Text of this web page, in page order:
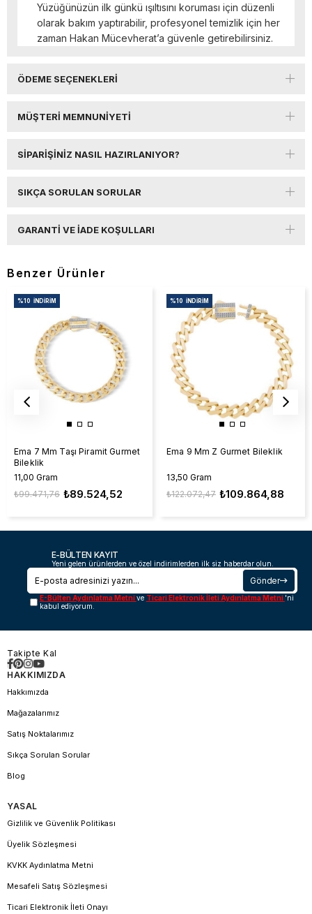
Yüzüğünüzün ilk günkü ışıltısını koruması için düzenli
olarak bakım yaptırabilir, profesyonel temizlik için her
zaman Hakan Mücevherat’a güvenle getirebilirsiniz.
ÖDEME SEÇENEKLERI
MÜŞTERI MEMNUNIYETI
SIPARIŞINIZ NASIL HAZIRLANIYOR?
SIKÇA SORULAN SORULAR
GARANTI VE İADE KOŞULLARI
Benzer Ürünler
Ema 7 Mm Taşı Piramit Gurmet
Bileklik
11,00 Gram
₺89.524,52
₺99.471,76
%10 İNDIRIM
Ema 9 Mm Z Gurmet Bileklik
13,50 Gram
₺109.864,88
₺122.072,47
%10 İNDIRIM
E-BÜLTEN KAYIT
Yeni gelen ürünlerden ve özel indirimlerden ilk siz haberdar olun.
Gönder
E-Bülten Aydınlatma Metnive Ticari Elektronik İleti Aydınlatma Metni 'ni
kabul ediyorum.
Takipte Kal
HAKKIMIZDA
Hakkımızda
Mağazalarımız
Satış Noktalarımız
Sıkça Sorulan Sorular
Blog
YASAL
Gizlilik ve Güvenlik Politikası
Üyelik Sözleşmesi
KVKK Aydınlatma Metni
Mesafeli Satış Sözleşmesi
Ticari Elektronik İleti Onayı